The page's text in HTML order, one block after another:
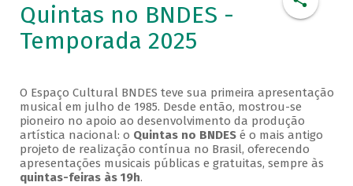
Quintas no BNDES -
Temporada 2025
O Espaço Cultural BNDES teve sua primeira apresentação
musical em julho de 1985. Desde então, mostrou-se
pioneiro no apoio ao desenvolvimento da produção
artística nacional: o Quintas no BNDESé o mais antigo
projeto de realização contínua no Brasil, oferecendo
apresentações musicais públicas e gratuitas, sempre às
quintas-feiras às 19h.